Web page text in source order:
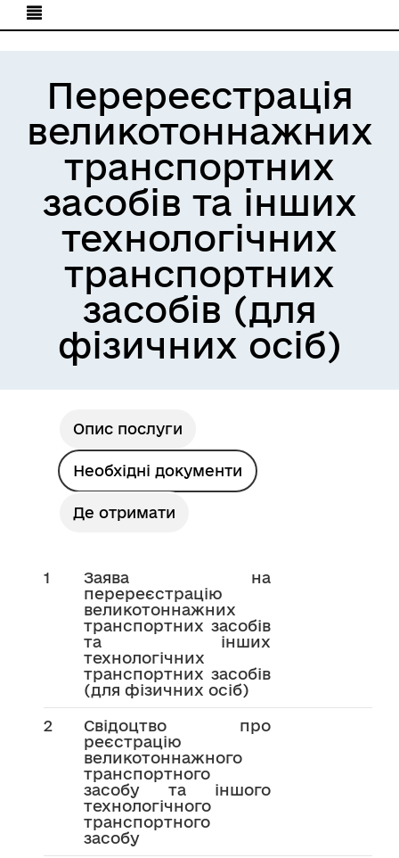
Перереєстрація
великотоннажних
транспортних
засобів та інших
технологічних
транспортних
засобів (для
фізичних осіб)
Опис послуги
Необхідні документи
Де отримати
1
Заява на
перереєстрацію
великотоннажних
транспортних засобів
та інших
технологічних
транспортних засобів
(для фізичних осіб)
2
Свідоцтво про
реєстрацію
великотоннажного
транспортного
засобу та іншого
технологічного
транспортного
засобу